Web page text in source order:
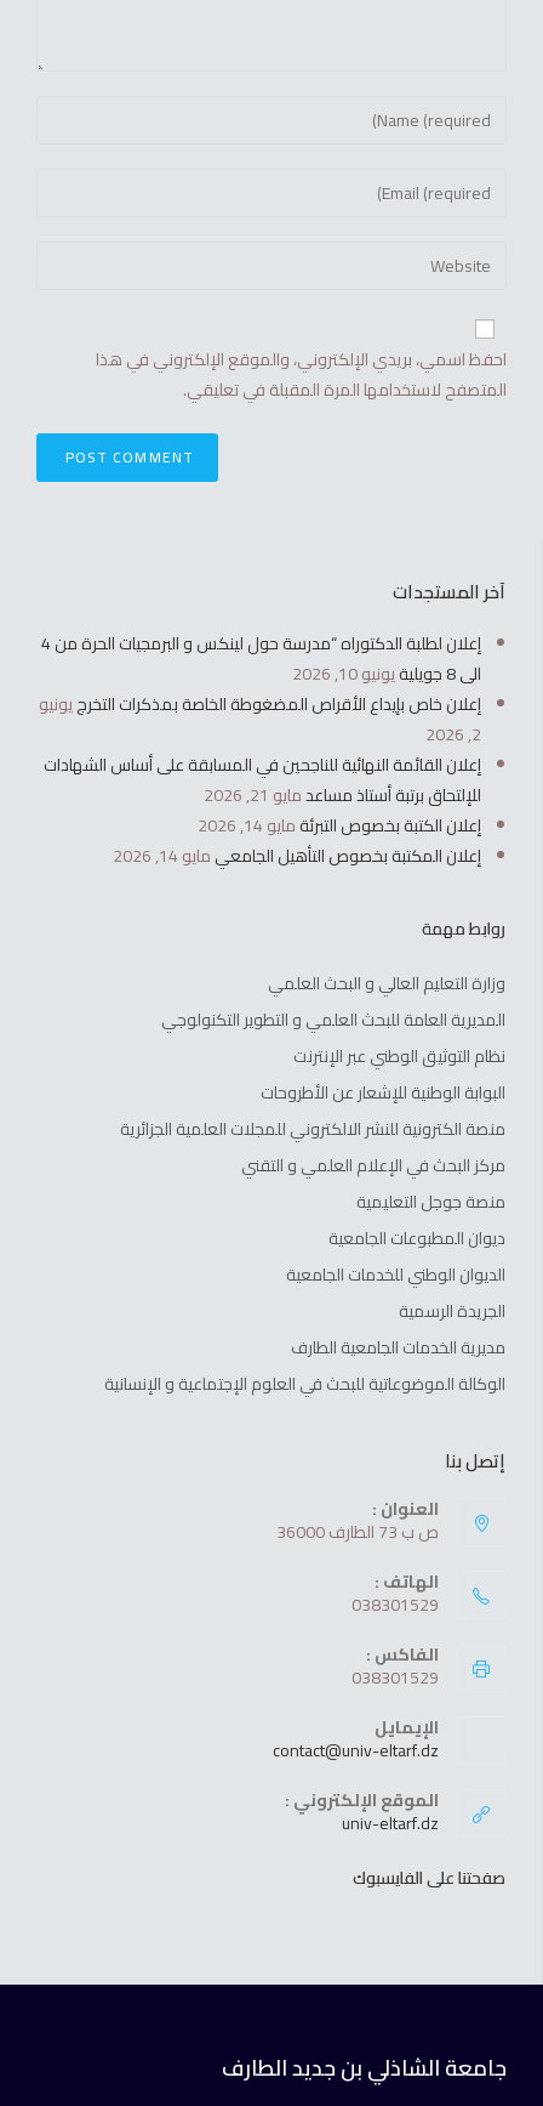
احفظ اسمي، بريدي الإلكتروني، والموقع الإلكتروني في هذا
المتصفح لاستخدامها المرة المقبلة في تعليقي.
آخر المستجدات
إعلان لطلبة الدكتوراه “مدرسة حول لينكس و البرمجيات الحرة من 4
الى 8 جويلية
يونيو 10, 2026
إعلان خاص بإيداع الأقراص المضغوطة الخاصة بمذكرات التخرجيونيو
2, 2026
إعلان القائمة النهائية للناجحين في المسابقة على أساس الشهادات
للإلتحاق برتبة أستاذ مساعدمايو 21, 2026
إعلان الكتبة بخصوص التبرئةمايو 14, 2026
إعلان المكتبة بخصوص التأهيل الجامعيمايو 14, 2026
روابط مهمة
وزارة التعليم العالي و البحث العلمي
المديرية العامة للبحث العلمي و التطوير التكنولوجي
نظام التوثيق الوطني عبر الإنترنت
البوابة الوطنية للإشعار عن الأطروحات
منصة الكترونية للنشر الالكتروني للمجلات العلمية الجزائرية
مركز البحث في الإعلام العلمي و التقني
منصة جوجل التعليمية
ديوان المطبوعات الجامعية
الديوان الوطني للخدمات الجامعية
الجريدة الرسمية
مديرية الخدمات الجامعية الطارف
الوكالة الموضوعاتية للبحث في العلوم الإجتماعية و الإنسانية
إتصل بنا
العنوان :
ص ب 73 الطارف 36000
الهاتف :
038301529
الفاكس :
038301529
الإيمايل
contact@univ-eltarf.dz
الموقع الإلكتروني :
univ-eltarf.dz
صفحتنا على الفايسبوك
جامعة الشاذلي بن جديد الطارف